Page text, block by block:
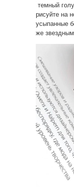
темный
рисуйте на
усыпанные
же